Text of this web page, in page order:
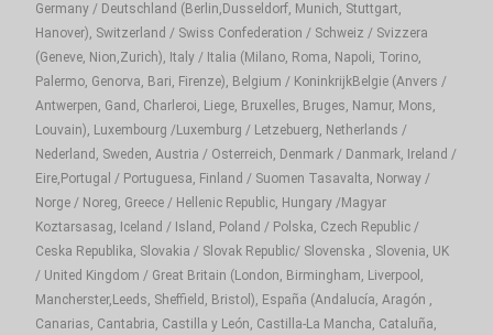
Germany / Deutschland (Berlin,Dusseldorf, Munich, Stuttgart,
Hanover), Switzerland / Swiss Confederation / Schweiz / Svizzera
(Geneve, Nion,Zurich), Italy / Italia (Milano, Roma, Napoli, Torino,
Palermo, Genorva, Bari, Firenze), Belgium / KoninkrijkBelgie (Anvers /
Antwerpen, Gand, Charleroi, Liege, Bruxelles, Bruges, Namur, Mons,
Louvain), Luxembourg /Luxemburg / Letzebuerg, Netherlands /
Nederland, Sweden, Austria / Osterreich, Denmark / Danmark, Ireland /
Eire,Portugal / Portuguesa, Finland / Suomen Tasavalta, Norway /
Norge / Noreg, Greece / Hellenic Republic, Hungary /Magyar
Koztarsasag, Iceland / Island, Poland / Polska, Czech Republic /
Ceska Republika, Slovakia / Slovak Republic/ Slovenska , Slovenia, UK
/ United Kingdom / Great Britain (London, Birmingham, Liverpool,
Mancherster,Leeds, Sheffield, Bristol), España (Andalucía, Aragón ,
Canarias, Cantabria, Castilla y León, Castilla-La Mancha, Cataluña,